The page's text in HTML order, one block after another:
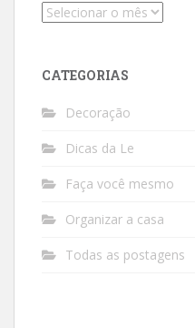
Arquivos
CATEGORIAS
Decoração
Dicas da Le
Faça você mesmo
Organizar a casa
Todas as postagens